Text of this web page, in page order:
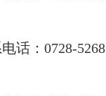
：0728-